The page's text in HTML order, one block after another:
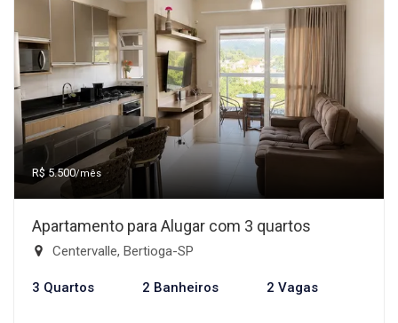
R$ 5.500/mês
Apartamento para Alugar com 3 quartos
Centervalle, Bertioga-SP
3 Quartos 2 Banheiros 2 Vagas